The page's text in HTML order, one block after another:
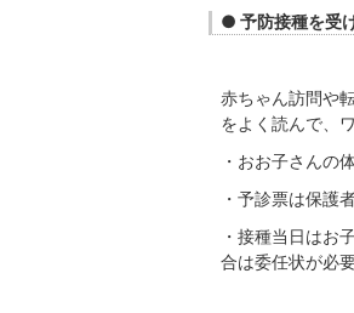
● 予防接種を受
赤ちゃん訪問や
をよく読んで、
・おお子さんの
・予診票は保護
・接種当日はお
合は委任状が必